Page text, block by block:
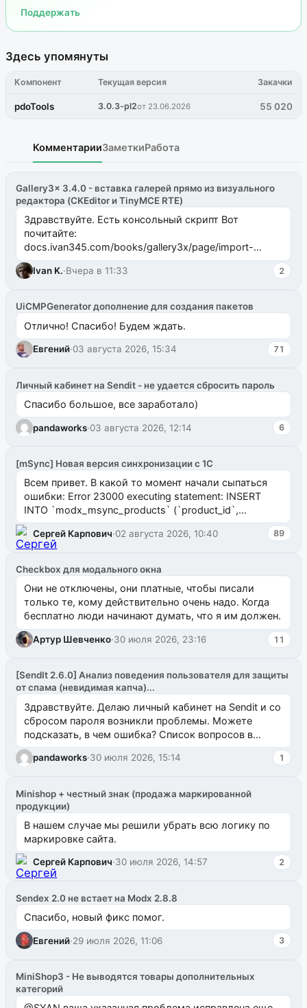
Поддержать
Здесь упомянуты
Компонент Текущая версия Закачки
pdoTools 3.0.3-pl2от 23.06.2026 55 020
КомментарииЗаметкиРабота
Gallery3x 3.4.0 - вставка галерей прямо из визуального
редактора (CKEditor и TinyMCE RTE)
Здравствуйте. Есть консольный скрипт Вот
почитайте:
docs.ivan345.com/books/gallery3x/page/import-
ms2galleryphp
Ivan K.·Вчера в 11:33 2
UiCMPGenerator дополнение для создания пакетов
Отлично! Спасибо! Будем ждать.
Евгений·03 августа 2026, 15:34 71
Личный кабинет на Sendit - не удается сбросить пароль
Спасибо большое, все заработало)
pandaworks·03 августа 2026, 12:14 6
[mSync] Новая версия синхронизации с 1С
Всем привет. В какой то момент начали сыпаться
ошибки: Error 23000 executing statement: INSERT
INTO `modx_msync_products` (`product_id`,
`uuid_1c`) VALUES ...
Сергей Карпович·02 августа 2026, 10:40 89
Checkbox для модального окна
Они не отключены, они платные, чтобы писали
только те, кому действительно очень надо. Когда
бесплатно люди начинают думать, что я им должен.
Артур Шевченко·30 июля 2026, 23:16 11
[SendIt 2.6.0] Анализ поведения пользователя для защиты
от спама (невидимая капча)...
Здравствуйте. Делаю личный кабинет на Sendit и со
сбросом пароля возникли проблемы. Можете
подсказать, в чем ошибка? Список вопросов в
одноименном разделе на modx.pro пока пуст, и,...
pandaworks·30 июля 2026, 15:14 1
Minishop + честный знак (продажа маркированной
продукции)
В нашем случае мы решили убрать всю логику по
маркировке сайта.
Сергей Карпович·30 июля 2026, 14:57 2
Sendex 2.0 не встает на Modx 2.8.8
Спасибо, новый фикс помог.
Евгений·29 июля 2026, 11:06 3
MiniShop3 - Не выводятся товары дополнительных
категорий